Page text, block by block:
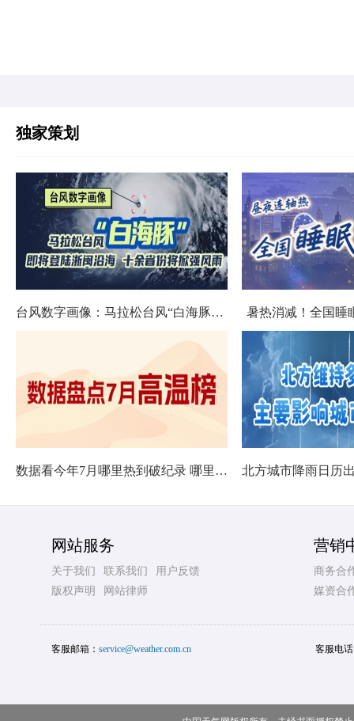
独家策划
台风数字画像：马拉松台风“白海豚”将影响十余省份 暑热消减！全国睡
数据看今年7月哪里热到破纪录 哪里暑热连轴转
网站服务
关于我们 联系我们
用户反馈
版权声明
网站律师
营销
商务合
媒资合
客服邮箱： service@weather.com.cn 客服电